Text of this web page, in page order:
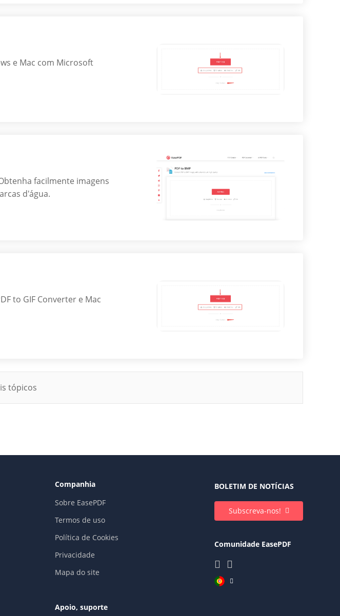
e Mac com Microsoft
facilmente imagens
d'água.
to GIF Converter e Mac
tópicos
Companhia
Sobre EasePDF
Termos de uso
Política de Cookies
Privacidade
Mapa do site
Apoio, suporte
BOLETIM DE NOTÍCIAS
Subscreva-nos!
Comunidade EasePDF